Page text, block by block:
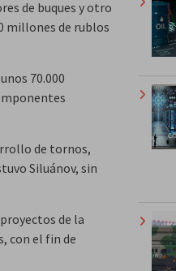
de buques y otro
millones de rublos
70.000
de tornos,
Siluánov, sin
de la
con el fin de